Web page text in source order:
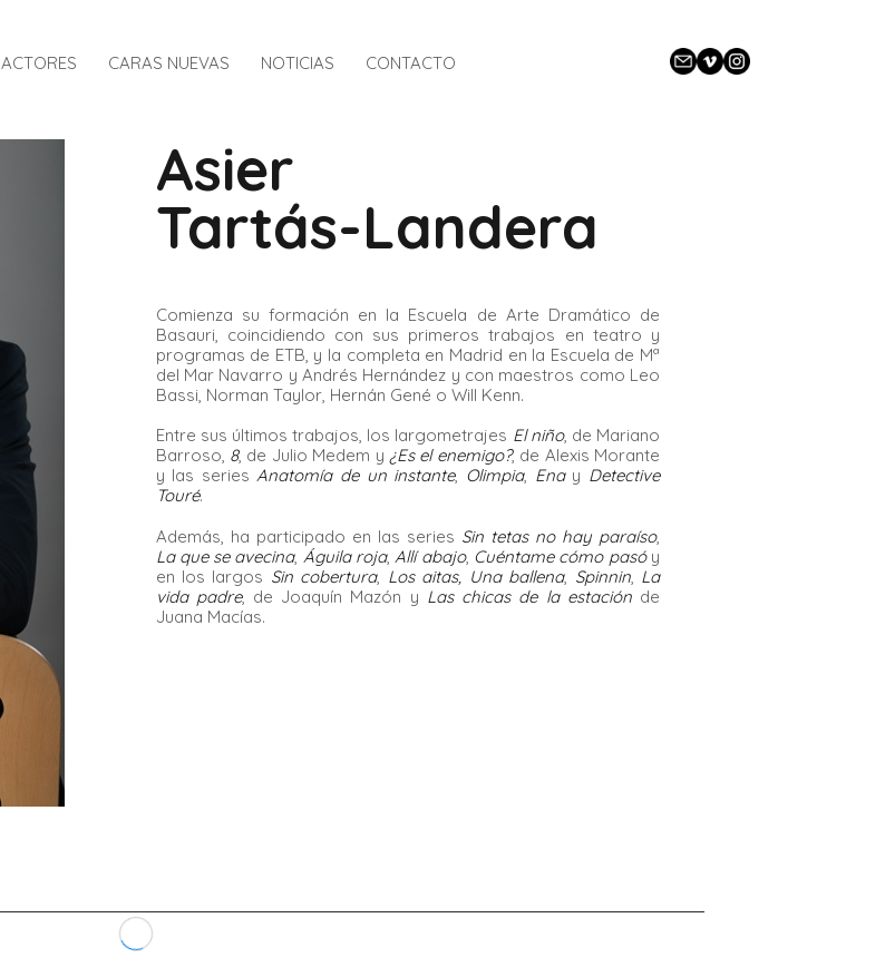
ACTORES CARAS NUEVAS NOTICIAS CONTACTO
ACTRICES
CARAS NUEVAS
NOTICIAS
Asier
Tartás-Landera
Comienza su formación en la Escuela de Arte Dramático de
Basauri, coincidiendo con sus primeros trabajos en teatro y
programas de ETB, y la completa en Madrid en la Escuela de Mª
del Mar Navarro y Andrés Hernández y con maestros como Leo
Bassi, Norman Taylor, Hernán Gené o Will Kenn.
Entre sus últimos trabajos, los largometrajes El niño, de Mariano
Barroso, 8, de Julio Medem y ¿Es el enemigo?, de Alexis Morante
y las seriesAnatomía de un instante, Olimpia, Enay Detective
Touré.
Además, ha participado en las series Sin tetas no hay paraíso,
La que se avecina, Águila roja,Allí abajo, Cuéntame cómo pasóy
en los largos Sin cobertura, Los aitas, Una ballena, Spinnin, La
vida padre, de Joaquín Mazón y Las chicas de la estaciónde
Juana Macías.